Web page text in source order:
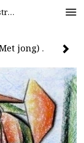
Gerrit W Cnossen (9.5.1959) - Constructo- Saurier (Met Jong) .
jong) .